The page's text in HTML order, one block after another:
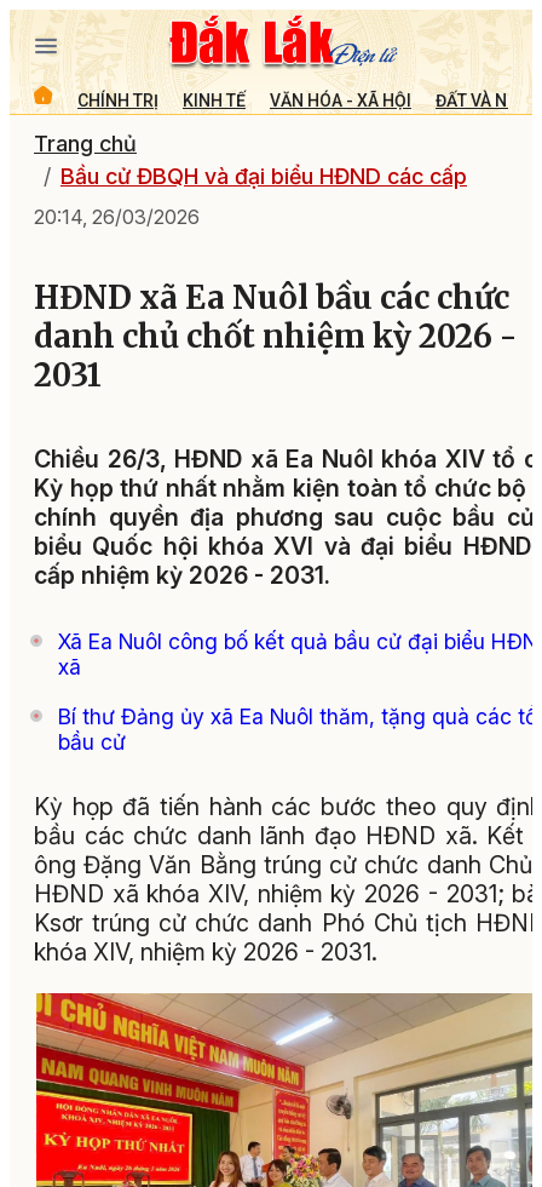
CHÍNH TRỊ KINH TẾ VĂN HÓA - XÃ HỘI ĐẤT VÀ
Trang chủ
Bầu cử ĐBQH và đại biểu HĐND các cấp
20:14, 26/03/2026
HĐND xã Ea Nuôl bầu các chức
danh chủ chốt nhiệm kỳ 2026 -
2031
Chiều 26/3, HĐND xã Ea Nuôl khóa XIV tổ
Kỳ họp thứ nhất nhằm kiện toàn tổ chức bộ
chính quyền địa phương sau cuộc bầu cử
biểu Quốc hội khóa XVI và đại biểu HĐND
cấp nhiệm kỳ 2026 - 2031.
Xã Ea Nuôl công bố kết quả bầu cử đại biểu
xã
Bí thư Đảng ủy xã Ea Nuôl thăm, tặng quà các tổ
bầu cử
Kỳ họp đã tiến hành các bước theo quy
bầu các chức danh lãnh đạo HĐND xã. Kết
ông Đặng Văn Bằng trúng cử chức danh Chủ
HĐND xã khóa XIV, nhiệm kỳ 2026 - 2031;
Ksơr trúng cử chức danh Phó Chủ tịch
khóa XIV, nhiệm kỳ 2026 - 2031.